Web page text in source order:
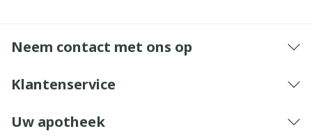
Neem contact met ons op
Klantenservice
Uw apotheek